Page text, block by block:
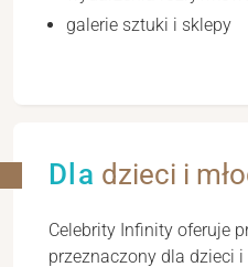
galerie sztuki i sklepy
Dla dzieci i
Celebrity Infinity oferuje
przeznaczony dla dzieci